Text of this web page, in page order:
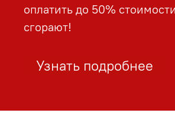
оплатить до 50%
сгорают!
Узнать подробнее